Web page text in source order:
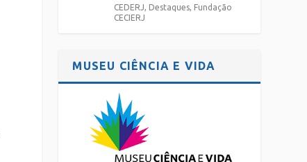
CEDERJ, Destaques, Fundação
CECIERJ
MUSEU CIÊNCIA E VIDA